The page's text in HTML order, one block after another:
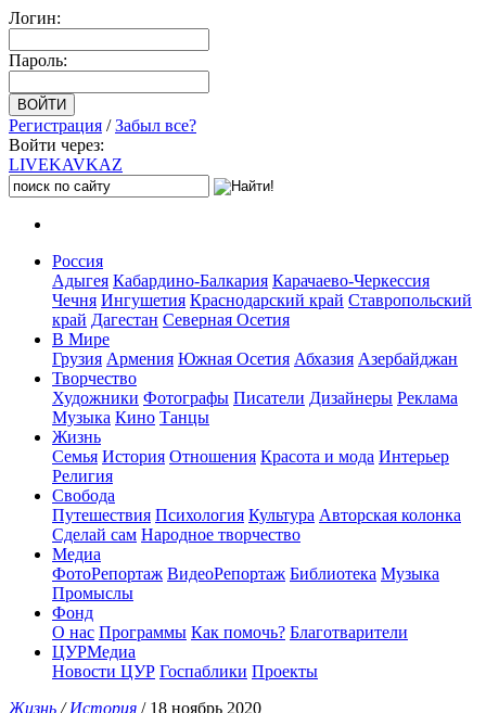
Логин:
Пароль:
Регистрация /Забыл все?
Войти через:
LIVEKAVKAZ
Россия
Адыгея Кабардино-Балкария Карачаево-Черкессия
Чечня Ингушетия Краснодарский край Ставропольский
край Дагестан Северная Осетия
В Мире
Грузия Армения Южная Осетия Абхазия Азербайджан
Творчество
Художники Фотографы Писатели Дизайнеры Реклама
Музыка Кино Танцы
Жизнь
Семья История Отношения Красота и мода Интерьер
Религия
Свобода
Путешествия Психология Культура Авторская колонка
Сделай сам Народное творчество
Медиа
ФотоРепортаж ВидеоРепортаж Библиотека Музыка
Промыслы
Фонд
О нас Программы Как помочь? Благотварители
ЦУРМедиа
Новости ЦУР Госпаблики Проекты
Жизнь /История / 18 ноябрь 2020